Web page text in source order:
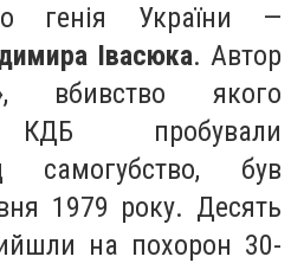
генія України —
Івасюка. Автор
вбивство якого
КДБ пробували
самогубство, був
1979 року. Десять
на похорон 30-